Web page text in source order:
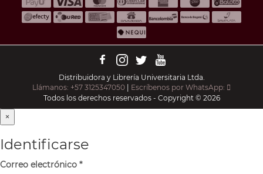
Distribuidora y Librería Universitaria Ltda.
Llámanos: +57 3125347050
Escríbenos por WhatsApp:
Todos los derechos reservados - Copyright © 2026
×
Identificarse
Correo electrónico *